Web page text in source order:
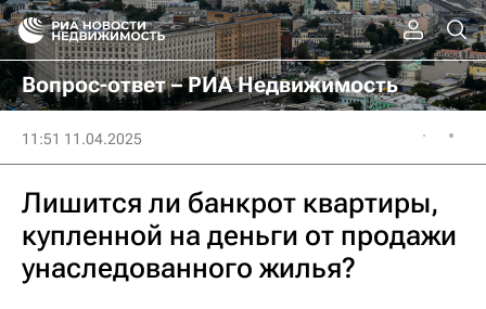
Вопрос-ответ – РИА Недвижимость
11:51 11.04.2025
Лишится ли банкрот квартиры,
купленной на деньги от продажи
унаследованного жилья?